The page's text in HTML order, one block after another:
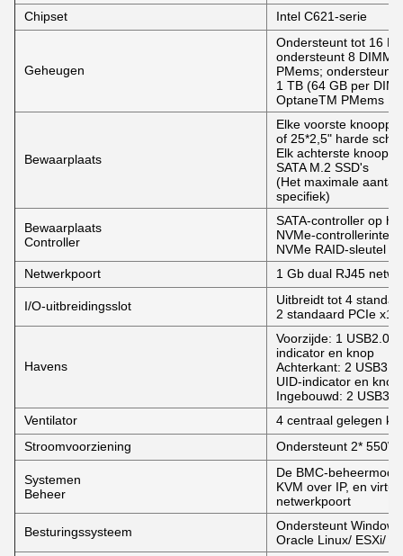
Chipset
Intel C621-serie
Geheugen
Ondersteunt tot 16
ondersteunt 8
PMems; ondersteunt
1 TB (64 GB per
OptaneTM PMems
Bewaarplaats
Elke voorste
of 25*2,5" harde
Elk achterste
SATA M.2 SSD's
(Het maximale aantal
specifiek)
Bewaarplaats
Controller
SATA-controller op
NVMe-
NVMe RAID-sleutel
Netwerkpoort
1 Gb dual RJ45
I/O-uitbreidingsslot
Uitbreidt tot 4
2 standaard PCIe x16
Havens
Voorzijde: 1 USB2.0-
indicator en knop
Achterkant: 2
UID-indicator en knop
Ingebouwd: 2
Ventilator
4 centraal gelegen
Stroomvoorziening
Ondersteunt 2*
Systemen
Beheer
De BMC-
KVM over IP, en
netwerkpoort
Besturingssysteem
Ondersteunt
Oracle Linux/ ESXi/